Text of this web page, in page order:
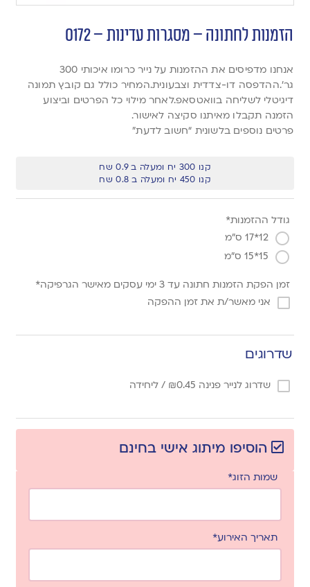
הזמנות לחתונה – מסגרות עדינות – 0172
אנחנו מדפיסים את ההזמנות על נייר כרומו איכותי 300
גר’.ההדפסה דו-צדדית וצבעונית.המחיר כולל גם קובץ תמונה
דיגיטלי לשליחה בוואטסאפ.לאחר מילוי כל הפרטים וביצוע
הזמנה תקבלו מאיתנו סקיצה לאישור.
פרטים נוספים בלשונית “חשוב לדעת”
קנו 300 יח ומעלה ב 0.9 שח
קנו 450 יח ומעלה ב 0.8 שח
גודל ההזמנות*
12*17 ס"מ
15*15 ס"מ
זמן הפקת הזמנות חתונה עד 3 ימי עסקים מאישר הגרפיקה*
אני מאשר/ת את זמן ההפקה
שדרוגים
שדרוג לנייר פנינה ₪0.45 / ליחידה
הוסיפו מיתוג אישי בחינם
שמות הזוג*
תאריך האירוע*